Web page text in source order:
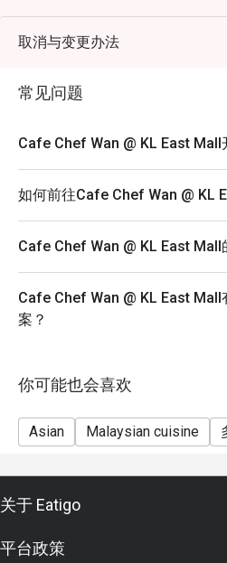
⭐ Google 评分：4.6 分（来自
一场美味的出走。
- Customers need to arrive
reservation slot booked.
mins only.
取消与变更办法
常见问题
Cafe Chef Wan @ KL East Mall
如何前往Cafe Chef Wan @ KL
Cafe Chef Wan @ KL East Mall
Cafe Chef Wan @ KL East
案？
你可能也会喜欢
Asian Malaysian cuisine
关于 Eatigo
平台政策